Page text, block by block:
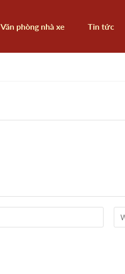
Văn phòng nhà xe Tin tức